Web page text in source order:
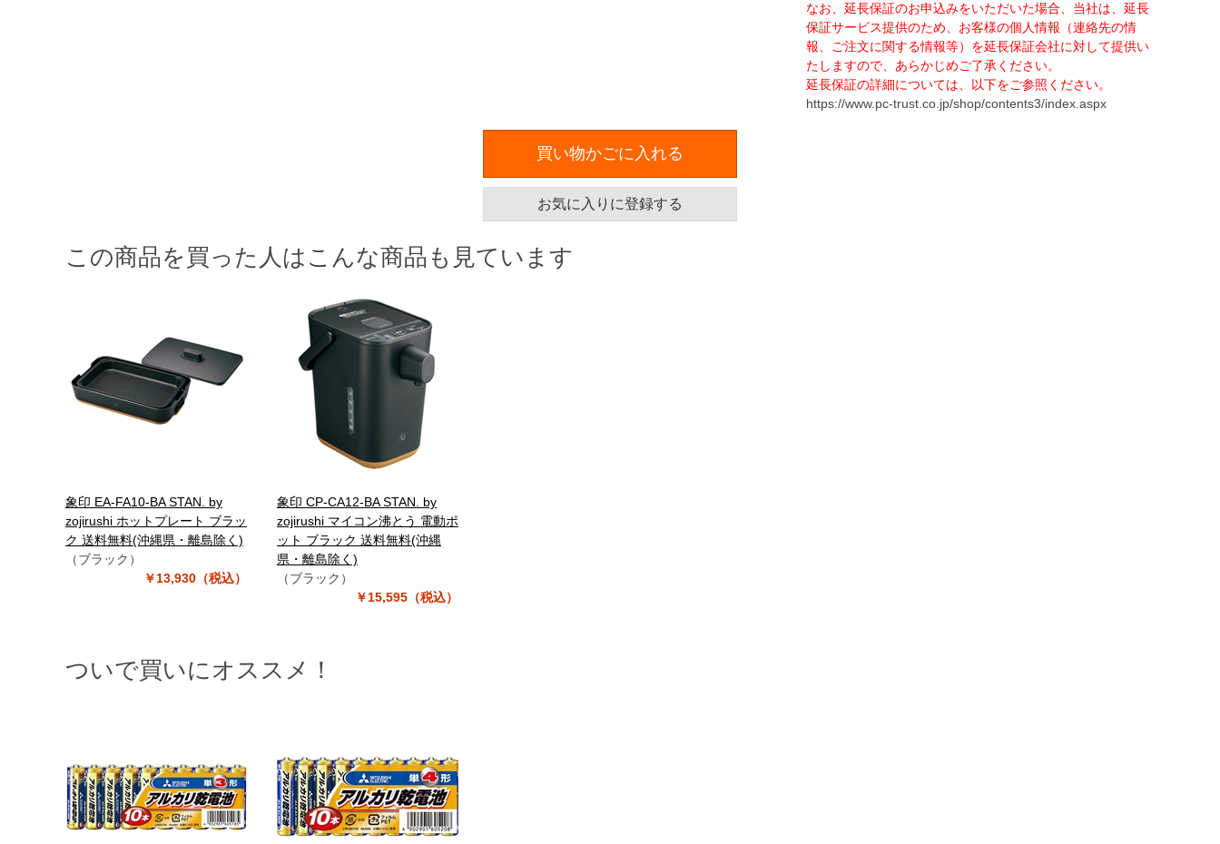
なお、延長保証のお申込みをいただいた場合、当社は、延長
保証サービス提供のため、お客様の個人情報（連絡先の情
報、ご注文に関する情報等）を延長保証会社に対して提供い
たしますので、あらかじめご了承ください。
延長保証の詳細については、以下をご参照ください。
https://www.pc-trust.co.jp/shop/contents3/index.aspx
買い物かごに入れる
お気に入りに登録する
この商品を買った人はこんな商品も見ています
象印 EA-FA10-BA STAN. by
zojirushi ホットプレート ブラッ
ク 送料無料(沖縄県・離島除く)
（ブラック）
￥13,930（税込）
象印 CP-CA12-BA STAN. by
zojirushi マイコン沸とう 電動ポ
ット ブラック 送料無料(沖縄
県・離島除く)
（ブラック）
￥15,595（税込）
ついで買いにオススメ！